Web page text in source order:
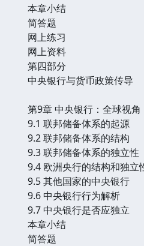
本章小结
简答题
网上练习
网上资料
第四部分
中央银行与货币政策传导
第9章 中央银行：全球视角
9.1 联邦储备体系的起源
9.2 联邦储备体系的结构
9.3 联邦储备体系的独立性
9.4 欧洲央行的结构和独立
9.5 其他国家的中央银行
9.6 中央银行行为解析
9.7 中央银行是否应独立
本章小结
简答题